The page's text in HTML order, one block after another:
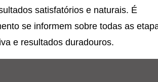
satisfatórios e naturais. É
se informem sobre todas as
e resultados duradouros.